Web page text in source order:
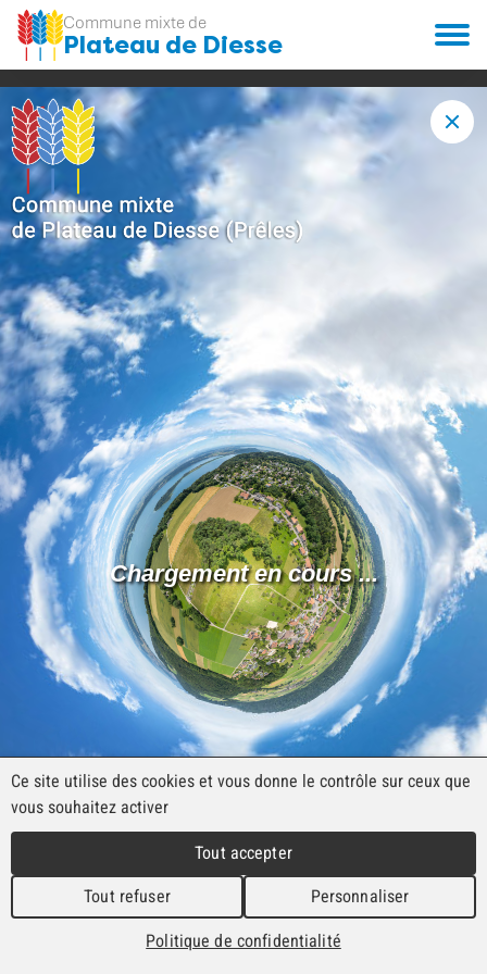
Commune mixte de
Plateau de Diesse
Panorama de la Commune
Découvrez le Plateau de Diesse depuis les
airs !
Voir le panorama
Actualités
Ce site utilise des cookies et vous donne le contrôle sur ceux que
vous souhaitez activer
Tout accepter
Tout refuser Personnaliser
Politique de confidentialité